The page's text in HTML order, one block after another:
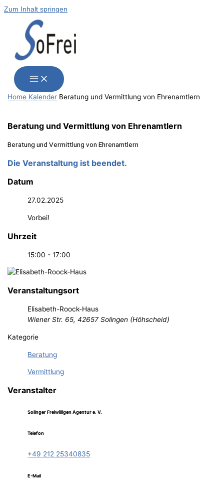
Zum Inhalt springen
Home Kalender Bera­tung und Ver­mitt­lung von Ehrenamtlern
Bera­tung und Ver­mitt­lung von Ehrenamtlern
Bera­tung und Ver­mitt­lung von Ehrenamtlern
Die Veranstaltung ist beendet.
Datum
27.02.2025
Vorbei!
Uhrzeit
15:00 - 17:00
Veranstaltungsort
Elisabeth-Roock-Haus
Wiener Str. 65, 42657 Solingen (Höhscheid)
Kategorie
Beratung
Vermittlung
Veranstalter
Solinger Freiwilligen Agentur e. V.
Telefon
+49 212 25340835
E-Mail